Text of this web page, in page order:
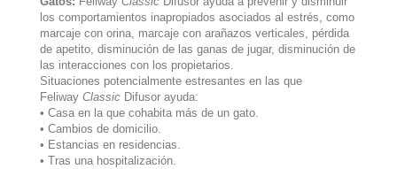
los comportamientos inapropiados asociados al estrés, como
marcaje con orina, marcaje con arañazos verticales, pérdida
de apetito, disminución de las ganas de jugar, disminución de
las interacciones con los propietarios.
Situaciones potencialmente estresantes en las que
Feliway Classic Difusor ayuda:
• Casa en la que cohabita más de un gato.
• Cambios de domicilio.
• Estancias en residencias.
• Tras una hospitalización.